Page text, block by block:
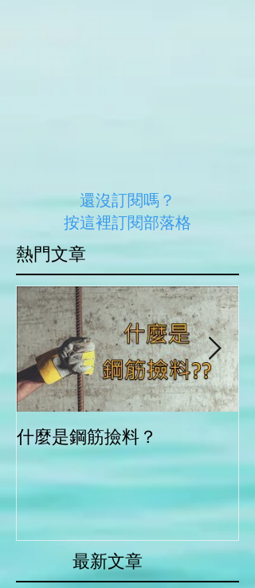
還沒訂閱嗎？
​按這裡訂閱部落格
​熱門文章
什麼是鋼筋撿料？
​最新文章